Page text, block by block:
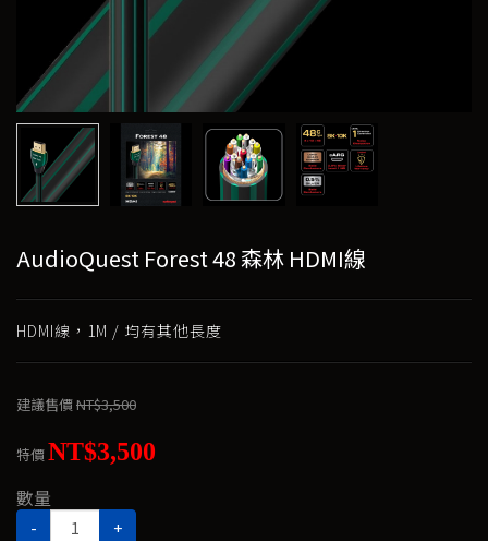
AudioQuest Forest 48 森林 HDMI線
HDMI線，1M / 均有其他長度
建議售價NT$3,500
特價NT$3,500
數量
- +